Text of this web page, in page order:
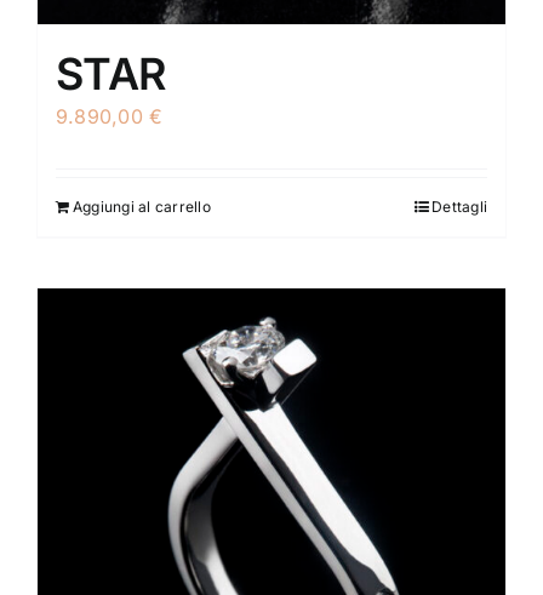
STAR
9.890,00€
Aggiungi al carrello Dettagli